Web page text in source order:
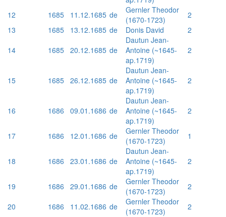
12 1685 11.12.1685 de
Gernler Theodor
(1670-1723)
2
13
1685 13.12.1685 de Donis David
2
14
1685 20.12.1685 de
Dautun Jean-
Antoine (~1645-
ap.1719)
2
15 1685 26.12.1685 de
Dautun Jean-
Antoine (~1645-
ap.1719)
2
16 1686 09.01.1686 de
Dautun Jean-
Antoine (~1645-
ap.1719)
2
17 1686 12.01.1686 de
Gernler Theodor
(1670-1723)
1
18 1686 23.01.1686 de
Dautun Jean-
Antoine (~1645-
ap.1719)
2
19 1686 29.01.1686 de
Gernler Theodor
(1670-1723)
2
20
1686 11.02.1686 de
Gernler Theodor
(1670-1723)
2